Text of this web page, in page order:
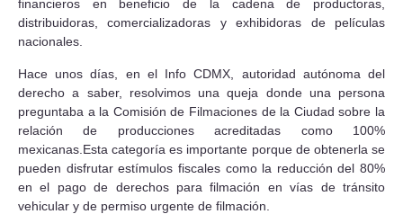
financieros en beneficio de la cadena de productoras,
distribuidoras, comercializadoras y exhibidoras de películas
nacionales.
Hace unos días, en el Info CDMX, autoridad autónoma del
derecho a saber, resolvimos una queja donde una persona
preguntaba a la Comisión de Filmaciones de la Ciudad sobre la
relación de producciones acreditadas como 100%
mexicanas.Esta categoría es importante porque de obtenerla se
pueden disfrutar estímulos fiscales como la reducción del 80%
en el pago de derechos para filmación en vías de tránsito
vehicular y de permiso urgente de filmación.